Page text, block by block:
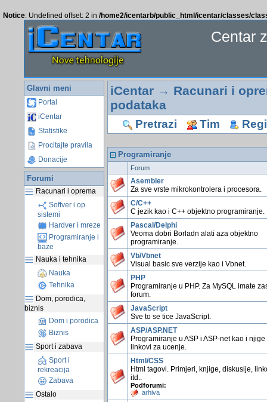
Notice: Undefined offset: 2 in /home2/icentarb/public_html/icentar/classes/
Centar
Glavni meni
Portal
iCentar
Statistike
Procitajte pravila
Donacije
Forumi
Racunari i oprema
Softver i op.
sistemi
Hardver i mreze
Programiranje i
baze
Nauka i tehnika
Nauka
Tehnika
Dom, porodica,
biznis
Dom i porodica
Biznis
Sport i zabava
Sport i
rekreacija
Zabava
Ostalo
iCentar→ Racunari i
podataka
Pretrazi Tim
Programiranje
Forum
Asembler
Za sve vrste mikrokontrolera i procesora.
C/C++
C jezik kao i C++ objektno programiranje.
Pascal/Delphi
Veoma dobri Borladn alati aza objektno
programiranje.
Vb/Vbnet
Visual basic sve verzije kao i Vbnet.
PHP
Programiranje u PHP. Za MySQL imate
forum.
JavaScript
Sve to se tice JavaScript.
ASP/ASP.NET
Programiranje u ASP i ASP-net kao i njige
linkovi za ucenje.
Html/CSS
Html tagovi. Primjeri, knjige, diskusije,
itd..
Podforumi:
arhiva